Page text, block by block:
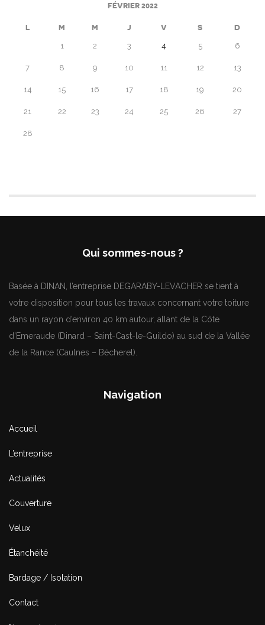
FÉVRIER 2022
L M M J V S D
1 2 3 4 5 6
7 8 9 10 11 12 13
14 15 16 17 18 19 20
21 22 23 24 25 26 27
28
Qui sommes-nous ?
Basée à DINAN, l’entreprise DEGARABY-LEVACHER se tient à
votre disposition pour tous les travaux concernant votre toiture
dans un rayon d’environ 40 km autour, allant de la Côte
d’Emeraude (Dinard – Saint-Cast-le-Guildo) au sud de la Vallée
de la Rance (Caulnes – Bécherel).
Navigation
Accueil
L’entreprise
Actualités
Couverture
Velux
Étanchéité
Bardage / Isolation
Contact